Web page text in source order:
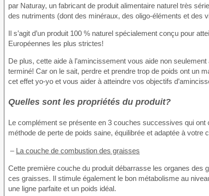
par Naturay, un fabricant de produit alimentaire naturel très
des nutriments (dont des minéraux, des oligo-éléments et des
Il s’agit d’un produit 100 % naturel spécialement conçu pour
Européennes les plus strictes!
De plus, cette aide à l’amincissement vous aide non
terminé! Car on le sait, perdre et prendre trop de poids ont un
cet effet yo-yo et vous aider à atteindre vos objectifs
Quelles sont les propriétés du produit?
Le complément se présente en 3 couches successives qui
méthode de perte de poids saine, équilibrée et adaptée à
– La couche de combustion des graisses
Cette première couche du produit débarrasse les organes
ces graisses. Il stimule également le bon métabolisme au
une ligne parfaite et un poids idéal.